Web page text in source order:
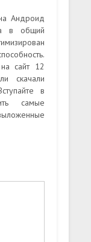
Андроид
в общий
сайт 12
скачали
в
самые